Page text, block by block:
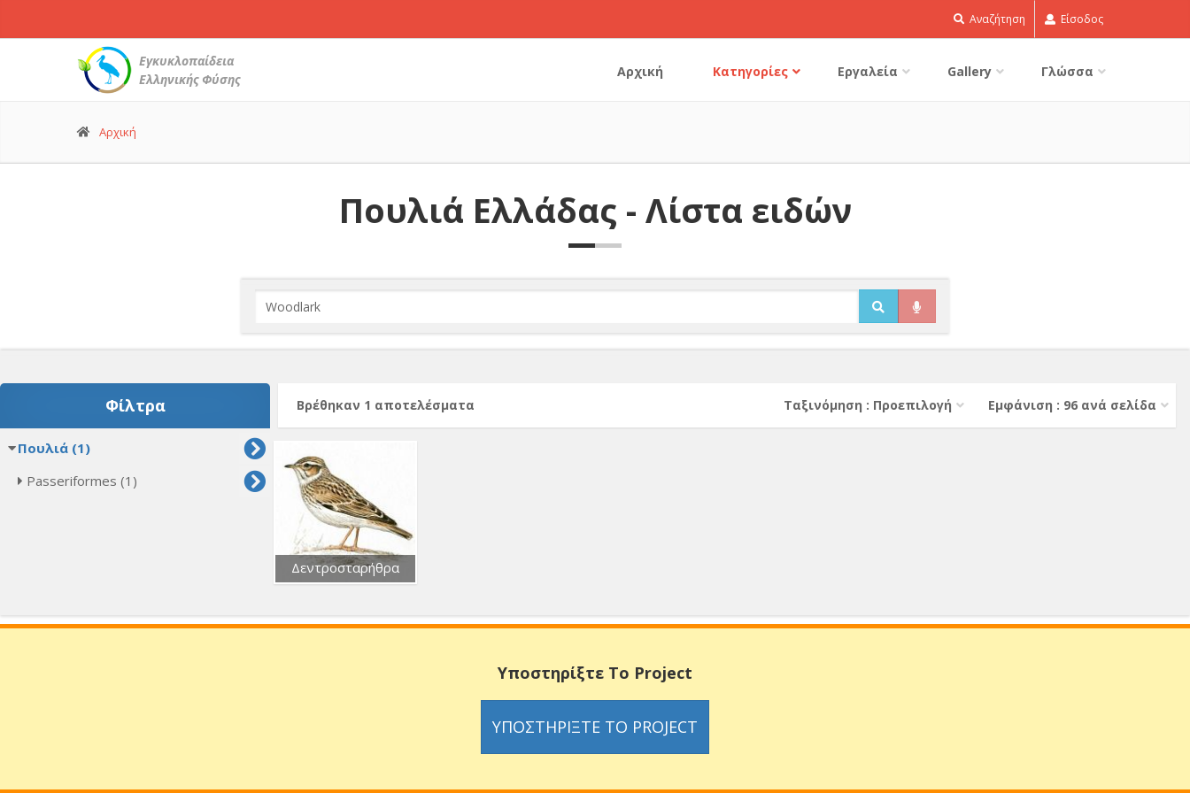
Αναζήτηση Είσοδος
Εγκυκλοπαίδεια
Ελληνικής Φύσης
Αρχική Κατηγορίες Εργαλεία Gallery Γλώσσα
Αρχική
Πουλιά Ελλάδας - Λίστα ειδών
Φίλτρα
Πουλιά (1)
Passeriformes (1)
Βρέθηκαν 1 αποτελέσματα Εμφάνιση : 96 ανά σελίδα
Тαξινόμηση : Προεπιλογή
Δεντροσταρήθρα
Υποστηρίξτε Το Project
ΥΠΟΣΤΗΡΊΞΤΕ ΤΟ PROJECT